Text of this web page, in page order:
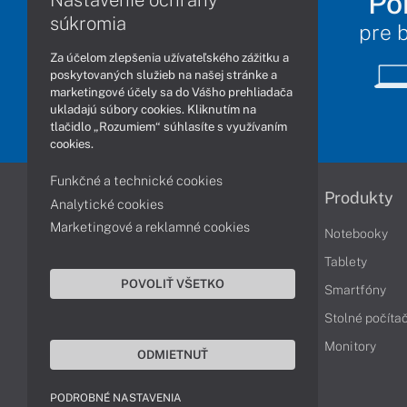
pre
Informácie
Obchodné podmienky
Ochrana osobných údajov
Vyhlásenie o prístupnosti
Cookies
Produkty
Notebooky
Tablety
Smartfóny
Stolné
Monitory
súkromia
Za účelom zlepšenia užívateľského zážitku a
poskytovaných služieb na našej stránke a
marketingové účely sa do Vášho prehliadača
ukladajú súbory cookies. Kliknutím na
tlačidlo „Rozumiem“ súhlasíte s využívaním
cookies.
Funkčné a technické cookies
Analytické cookies
Marketingové a reklamné cookies
POVOLIŤ VŠETKO
ODMIETNUŤ
PODROBNÉ NASTAVENIA